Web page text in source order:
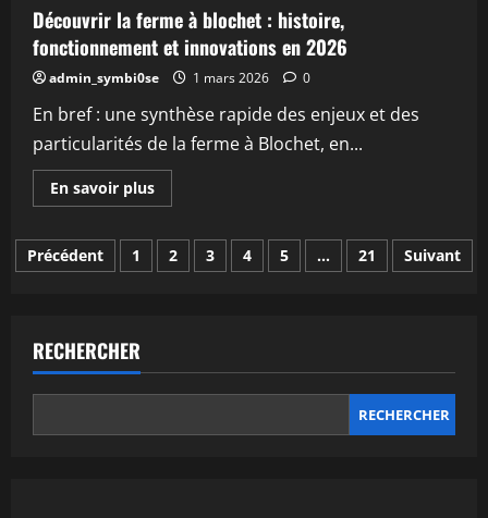
argentine
en
8
lettres
qui
fait
parler
d’elle
en
2026
Découvrir la ferme à blochet : histoire,
fonctionnement et innovations en 2026
admin_symbi0se 1 mars 2026 0
En bref : une synthèse rapide des enjeux et des
particularités de la ferme à Blochet, en...
En savoir plusEn
savoir
Découvrir
ferme
et
en
Pagination
publications
Précédent 1 2 3 4 5 … 21 Suivant
RECHERCHER
RECHERCHER